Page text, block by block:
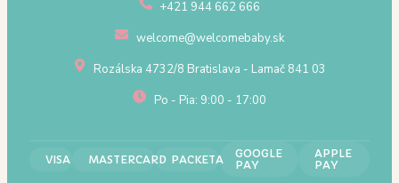
+421 944 662 666
welcome@welcomebaby.sk
Rozálska 4732/8 Bratislava - Lamač 841 03
Po - Pia: 9:00 - 17:00
VISA MASTERCARD PACKETA
GOOGLE
PAY
APPLE
PAY